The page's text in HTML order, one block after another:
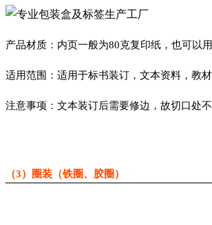
产品材质：内页一般为80克复印纸，也可以
适用范围：适用于标书装订，文本资料，教
注意事项：文本装订后需要修边，故切口处不
（3）圈装（铁圈、胶圈）